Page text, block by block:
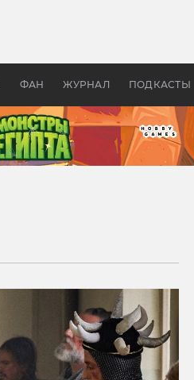
ФАН ЖУРНАЛ ПОДКАСТЫ
бы «Властелина колец»